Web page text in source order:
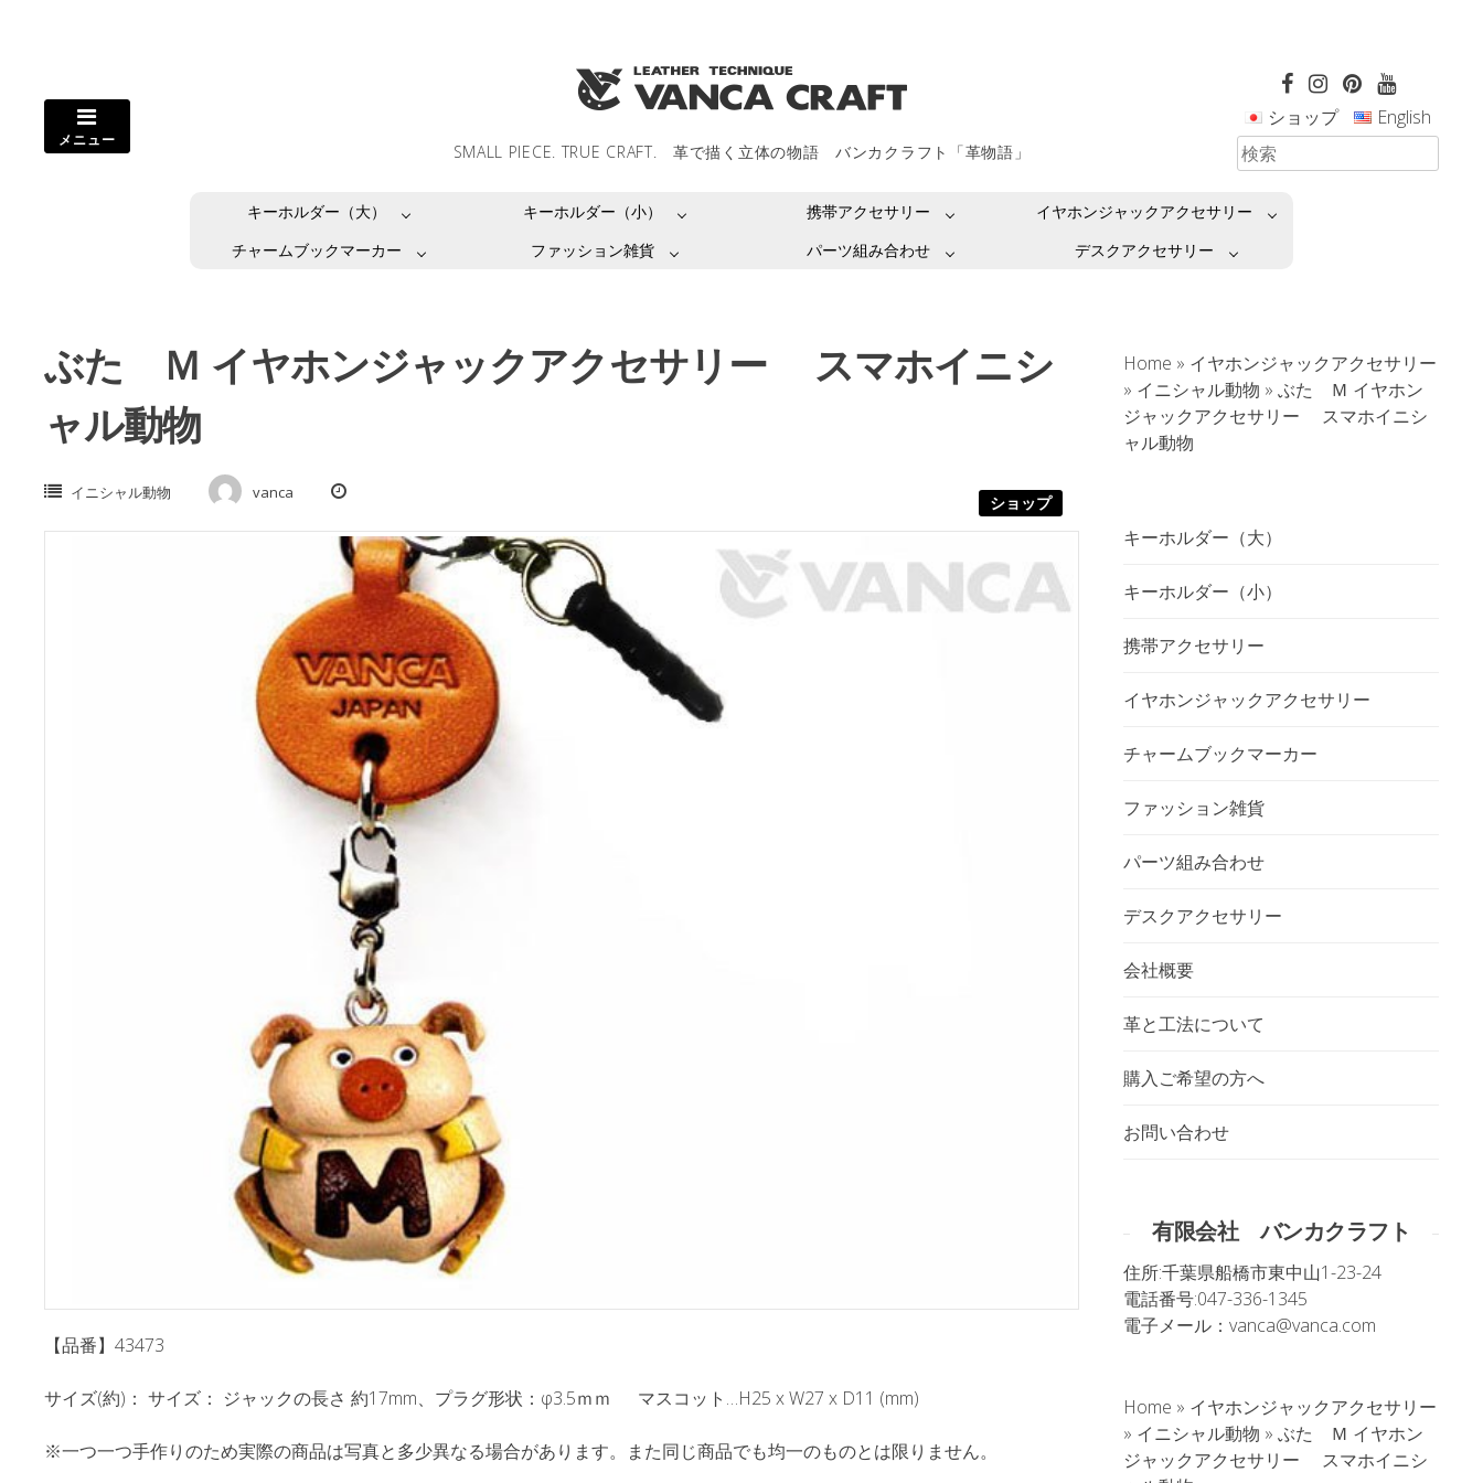
SMALL PIECE. TRUE CRAFT. 革で描く立体の物語 バンカクラフト「革物語」
メニュー
ショップ English
キーホルダー（大） キーホルダー（小） 携帯アクセサリー
イヤホンジャックアクセサリー
チャームブックマーカー
ファッション雑貨 パーツ組み合わせ デスクアクセサリー
ぶた Ｍ イヤホンジャックアクセサリー スマホイニシ
ャル動物
ショップ
イニシャル動物 vanca
【品番】43473
サイズ(約)： サイズ： ジャックの長さ 約17mm、プラグ形状：φ3.5ｍｍ マスコット…H25 x W27 x D11 (mm)
※一つ一つ手作りのため実際の商品は写真と多少異なる場合があります。また同じ商品でも均一のものとは限りません。
Home » イヤホンジャックアクセサリー
» イニシャル動物 » ぶた Ｍ イヤホン
ジャックアクセサリー スマホイニシ
ャル動物
キーホルダー（大）
キーホルダー（小）
携帯アクセサリー
イヤホンジャックアクセサリー
チャームブックマーカー
ファッション雑貨
パーツ組み合わせ
デスクアクセサリー
会社概要
革と工法について
購入ご希望の方へ
お問い合わせ
有限会社 バンカクラフト
住所:千葉県船橋市東中山1-23-24
電話番号:047-336-1345
電子メール： vanca@vanca.com
Home » イヤホンジャックアクセサリー
» イニシャル動物 » ぶた Ｍ イヤホン
ジャックアクセサリー スマホイニシ